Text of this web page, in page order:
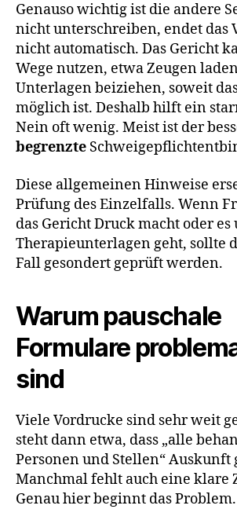
Genauso wichtig ist die andere
nicht unterschreiben, endet das
nicht automatisch. Das Gericht
Wege nutzen, etwa Zeugen
Unterlagen beiziehen, soweit
möglich ist. Deshalb hilft ein
Nein oft wenig. Meist ist der
begrenzte
Diese allgemeinen Hinweise
Prüfung des Einzelfalls. Wenn
das Gericht Druck macht oder es
Therapieunterlagen geht, sollte
Fall gesondert geprüft werden.
Warum pauschale
Formulare
sind
Viele Vordrucke sind sehr weit
steht dann etwa, dass „alle
Personen und Stellen“ Auskunft
Manchmal fehlt auch eine klare
Genau hier beginnt das Problem.